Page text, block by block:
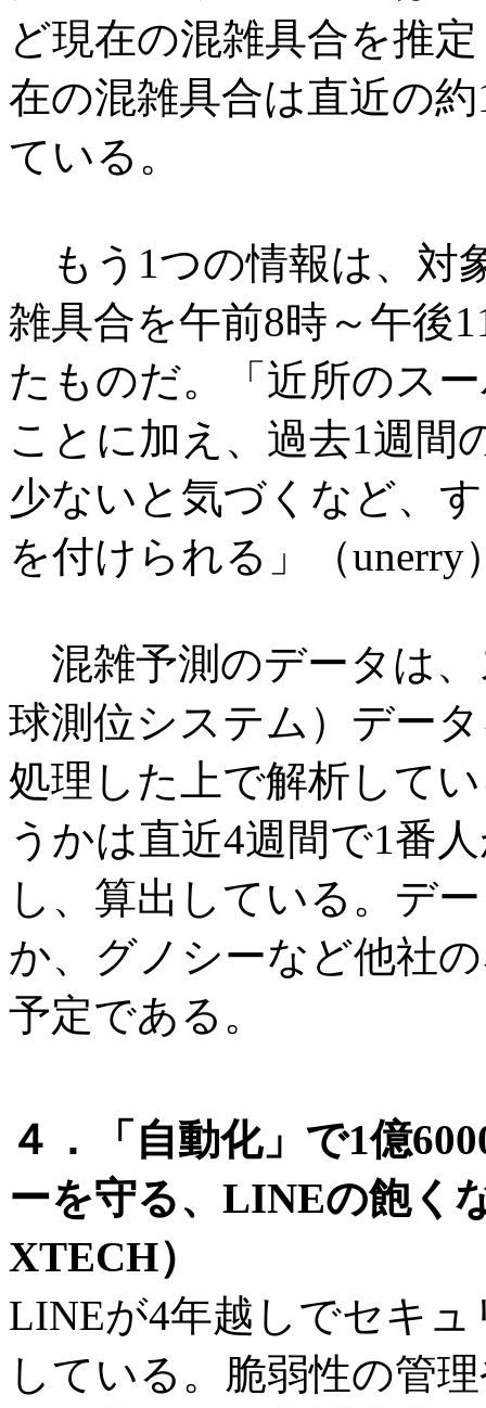
ど現在の混雑具合を推
在の混雑具合は直近の
ている。
もう1つの情報は、対
雑具合を午前8時～午後
たものだ。「近所のス
ことに加え、過去1週間
少ないと気づくなど、
を付けられる」（unerry
混雑予測のデータは、
球測位システム）デー
処理した上で解析して
うかは直近4週間で1番
し、算出している。デ
か、グノシーなど他社
予定である。
４．「自動化」で1億
ーを守る、LINEの飽く
XTECH）
LINEが4年越しでセキ
している。脆弱性の管